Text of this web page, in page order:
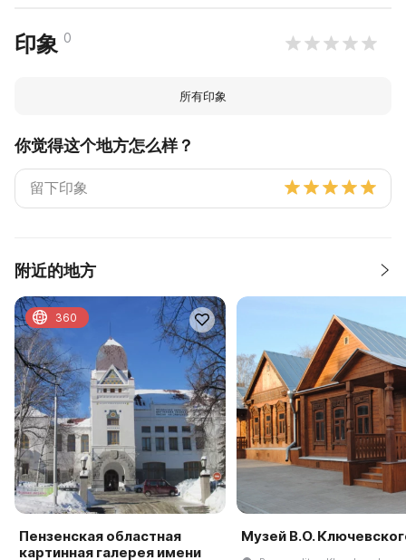
印象 0
所有印象
你觉得这个地方怎么样？
附近的地方
Пензенская областная
картинная галерея имени
360
Музей В.О.